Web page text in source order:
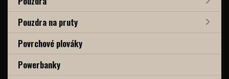
Pouzdra na pruty
Povrchové plováky
Powerbanky